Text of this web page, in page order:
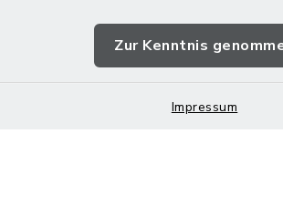
Zur Kenntnis
Impressum
Impressum
Sitemap